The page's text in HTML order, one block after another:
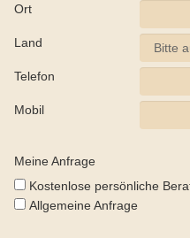
Ort
Land
Telefon
Mobil
Meine Anfrage
Kostenlose persönliche
Allgemeine Anfrage